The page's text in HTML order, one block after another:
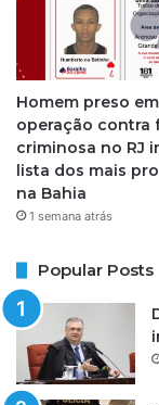
Homem preso em
operação contra
criminosa no RJ
lista dos mais
na Bahia
1 semana atrás
Popular Posts